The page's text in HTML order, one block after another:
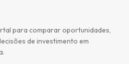
para comparar oportunidades,
de investimento em